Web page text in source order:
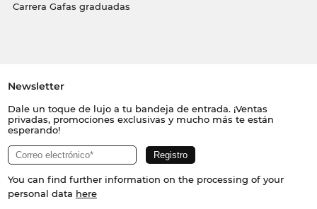
Carrera Gafas graduadas
Newsletter
Dale un toque de lujo a tu bandeja de entrada. ¡Ventas
privadas, promociones exclusivas y mucho más te están
esperando!
You can find further information on the processing of your
personal data here